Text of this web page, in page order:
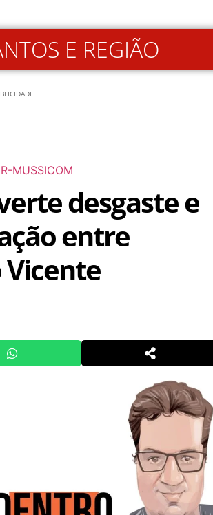
E REGIÃO
desgaste e
entre
Vicente